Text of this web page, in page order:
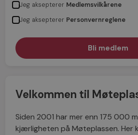
Jeg aksepterer Medlemsvilkårene
Jeg aksepterer Personvernreglene
Velkommen til
Siden 2001 har mer enn 175 000
kjærligheten på Møteplassen. Her